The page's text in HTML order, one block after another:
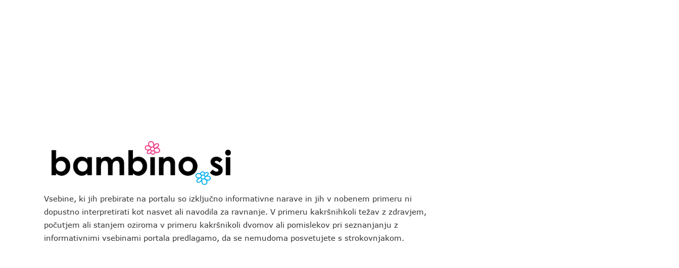
Vsebine, ki jih prebirate na portalu so izključno informativne narave in jih v nobenem primeru ni
dopustno interpretirati kot nasvet ali navodila za ravnanje. V primeru kakršnihkoli težav z zdravjem,
počutjem ali stanjem oziroma v primeru kakršnikoli dvomov ali pomislekov pri seznanjanju z
informativnimi vsebinami portala predlagamo, da se nemudoma posvetujete s strokovnjakom.